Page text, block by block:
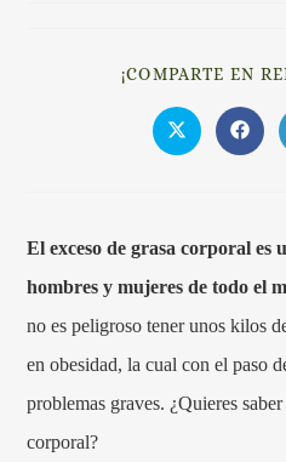
¡COMPARTE EN
El exceso de grasa corporal es
hombres y mujeres de todo el
no es peligroso tener unos kilos
en obesidad, la cual con el paso
problemas graves. ¿Quieres
corporal?